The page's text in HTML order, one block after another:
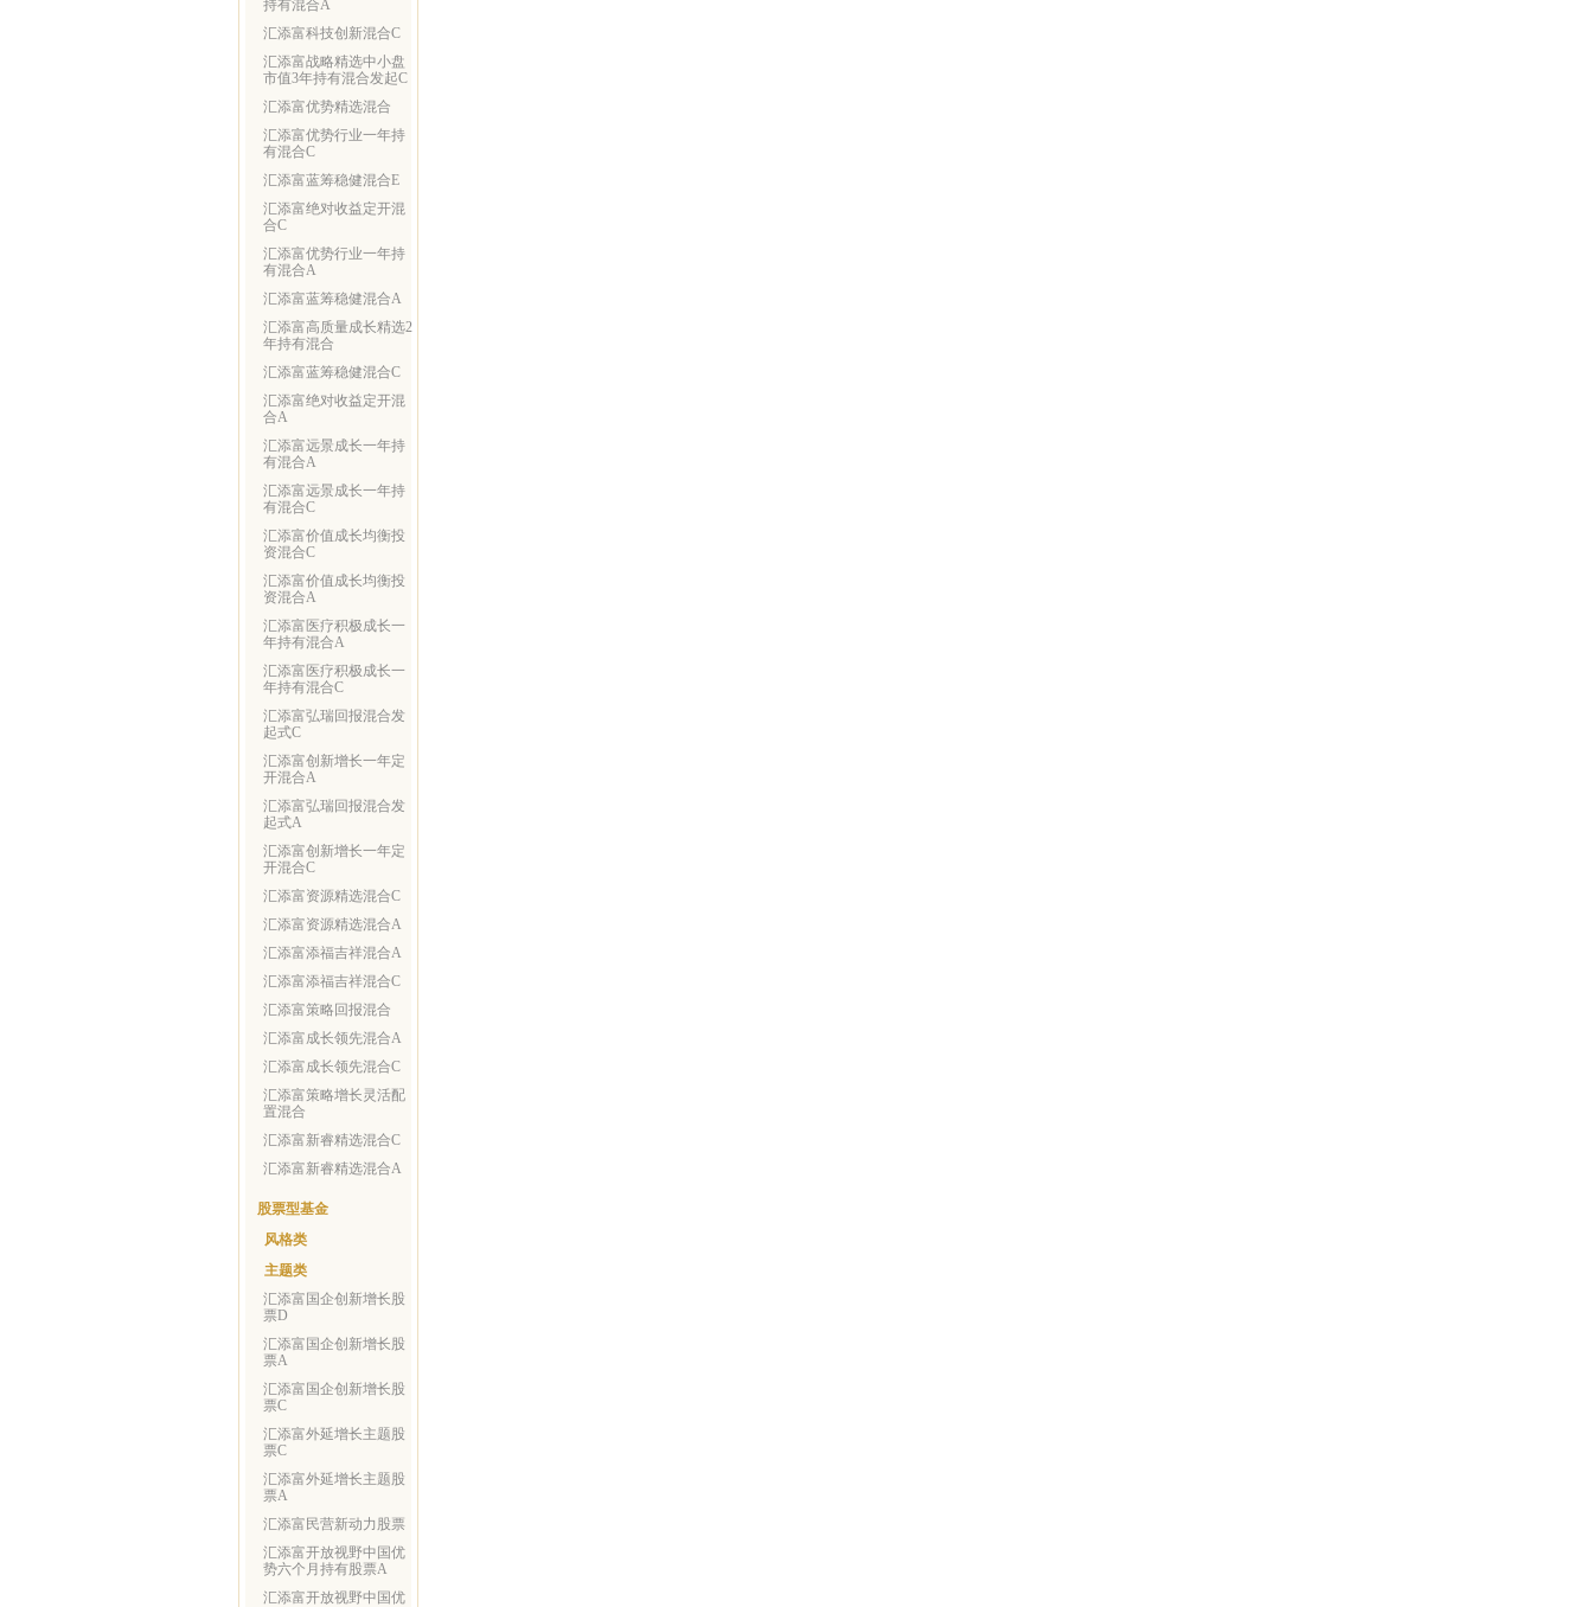
持有混合A
汇添富科技创新混合C
汇添富战略精选中小盘
市值3年持有混合发起C
汇添富优势精选混合
汇添富优势行业一年持
有混合C
汇添富蓝筹稳健混合E
汇添富绝对收益定开混
合C
汇添富优势行业一年持
有混合A
汇添富蓝筹稳健混合A
汇添富高质量成长精选2
年持有混合
汇添富蓝筹稳健混合C
汇添富绝对收益定开混
合A
汇添富远景成长一年持
有混合A
汇添富远景成长一年持
有混合C
汇添富价值成长均衡投
资混合C
汇添富价值成长均衡投
资混合A
汇添富医疗积极成长一
年持有混合A
汇添富医疗积极成长一
年持有混合C
汇添富弘瑞回报混合发
起式C
汇添富创新增长一年定
开混合A
汇添富弘瑞回报混合发
起式A
汇添富创新增长一年定
开混合C
汇添富资源精选混合C
汇添富资源精选混合A
汇添富添福吉祥混合A
汇添富添福吉祥混合C
汇添富策略回报混合
汇添富成长领先混合A
汇添富成长领先混合C
汇添富策略增长灵活配
置混合
汇添富新睿精选混合C
汇添富新睿精选混合A
股票型基金
风格类
主题类
汇添富国企创新增长股
票D
汇添富国企创新增长股
票A
汇添富国企创新增长股
票C
汇添富外延增长主题股
票C
汇添富外延增长主题股
票A
汇添富民营新动力股票
汇添富开放视野中国优
势六个月持有股票A
汇添富开放视野中国优